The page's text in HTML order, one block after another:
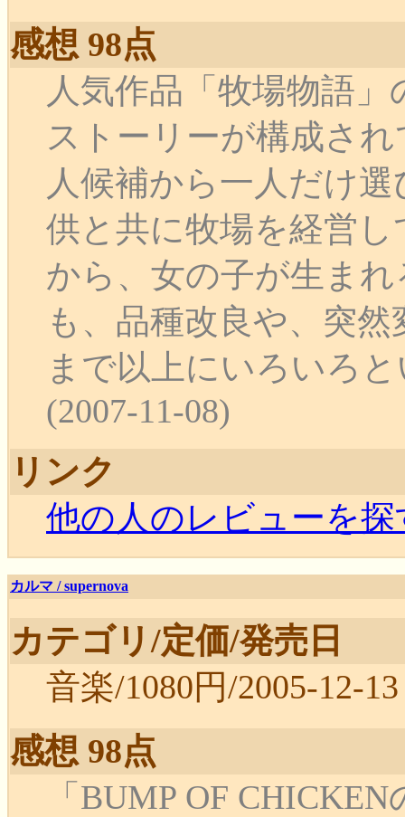
感想 98点
人気作品「牧場物語
ストーリーが構成さ
人候補から一人だけ
供と共に牧場を経営
から、女の子が生ま
も、品種改良や、突
まで以上にいろいろ
(2007-11-08)
リンク
他の人のレビューを探
カルマ / supernova
カテゴリ/定価/発売日
音楽/1080円/2005-12-13
感想 98点
「BUMP OF